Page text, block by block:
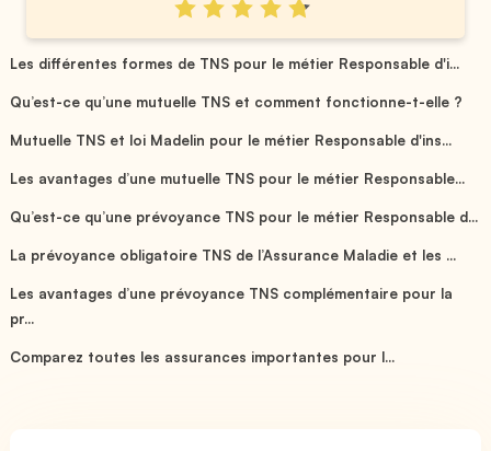
Les différentes formes de TNS pour le métier Responsable d'i...
Qu’est-ce qu’une mutuelle TNS et comment fonctionne-t-elle ?
Mutuelle TNS et loi Madelin pour le métier Responsable d'ins...
Les avantages d’une mutuelle TNS pour le métier Responsable...
Qu’est-ce qu’une prévoyance TNS pour le métier Responsable d...
La prévoyance obligatoire TNS de l’Assurance Maladie et les ...
Les avantages d’une prévoyance TNS complémentaire pour la
pr...
Comparez toutes les assurances importantes pour l...